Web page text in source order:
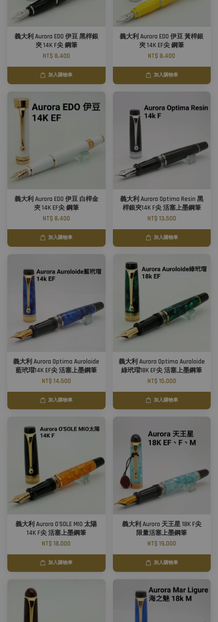
義大利 Aurora EDO 伊豆 黑桿銀
夾 14K F尖 鋼筆
NT$ 8,400
加入購物車
義大利 Aurora EDO 伊豆 黃桿銀
夾 14K EF尖 鋼筆
NT$ 8,400
加入購物車
義大利 Aurora EDO 伊豆 白桿金
夾 14K EF尖 鋼筆
NT$ 8,400
加入購物車
義大利 Aurora Optima Resin 黑
桿銀夾14K F尖 活塞上墨鋼筆
NT$ 13,500
加入購物車
義大利 Aurora Optima Auroloide
藍玳瑁14K EF尖 活塞上墨鋼筆
NT$ 14,500
加入購物車
義大利 Aurora Optima Auroloide
綠玳瑁18K EF尖 活塞上墨鋼筆
NT$ 15,000
加入購物車
義大利 Aurora O'SOLE MIO 太陽
14K F尖 活塞上墨鋼筆
NT$ 18,000
加入購物車
義大利 Aurora 天王星 18K F尖
限量活塞上墨鋼筆
NT$ 19,000
加入購物車